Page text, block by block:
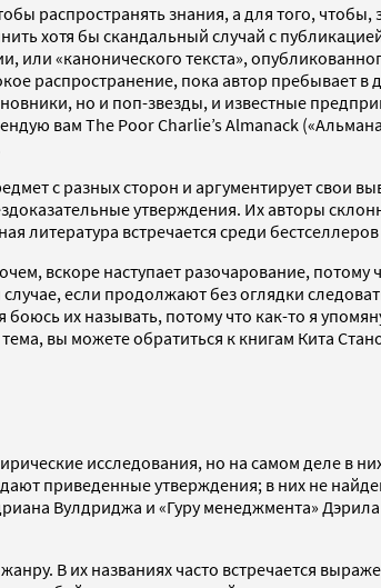
распространять знания, а для того,
хотя бы скандальный случай с
или «канонического текста»,
распространение, пока автор пребывает
но и поп-звезды, и известные
вам The Poor Charlie’s Almanack
с разных сторон и аргументирует
утверждения. Их авторы
литература встречается среди
вскоре наступает разочарование,
если продолжают без оглядки
их называть, потому что как-то я
вы можете обратиться к книгам Кита
исследования, но на самом деле в
приведенные утверждения; в них не
Вулдриджа и «Гуру менеджмента»
В их названиях часто встречается